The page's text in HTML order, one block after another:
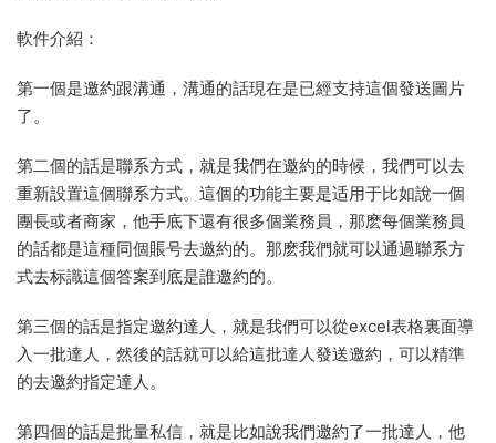
軟件介紹：
第一個是邀約跟溝通，溝通的話現在是已經支持這個發送圖片
了。
第二個的話是聯系方式，就是我們在邀約的時候，我們可以去
重新設置這個聯系方式。這個的功能主要是适用于比如說一個
團長或者商家，他手底下還有很多個業務員，那麽每個業務員
的話都是這種同個賬号去邀約的。那麽我們就可以通過聯系方
式去标識這個答案到底是誰邀約的。
第三個的話是指定邀約達人，就是我們可以從excel表格裏面導
入一批達人，然後的話就可以給這批達人發送邀約，可以精準
的去邀約指定達人。
第四個的話是批量私信，就是比如說我們邀約了一批達人，他